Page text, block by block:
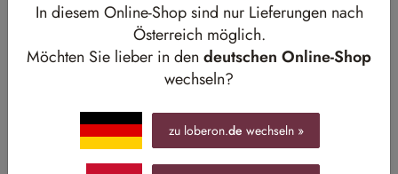
In diesem Online-Shop sind nur Lieferungen nach
Österreich möglich.
Möchten Sie lieber in den deutschen Online-Shop
wechseln?
zu loberon.de wechseln »